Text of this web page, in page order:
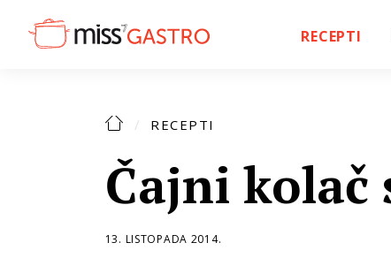
RECEPTI
RECEPTI
Čajni kolač
13. LISTOPADA 2014.